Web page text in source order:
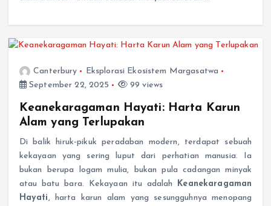
Canterbury
Eksplorasi Ekosistem Margasatwa
September 22, 2025
99 views
Keanekaragaman Hayati: Harta Karun
Alam yang Terlupakan
Di balik hiruk-pikuk peradaban modern, terdapat sebuah
kekayaan yang sering luput dari perhatian manusia. Ia
bukan berupa logam mulia, bukan pula cadangan minyak
atau batu bara. Kekayaan itu adalah
Keanekaragaman
Hayati , harta karun alam yang sesungguhnya menopang